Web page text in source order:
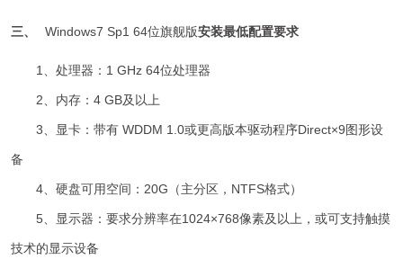
三、 Windows7 Sp1 64位旗舰版安装最低配置要求
1、处理器：1 GHz 64位处理器
2、内存：4 GB及以上
3、显卡：带有 WDDM 1.0或更高版本驱动程序Direct×9图形设
备
4、硬盘可用空间：20G（主分区，NTFS格式）
5、显示器：要求分辨率在1024×768像素及以上，或可支持触摸
技术的显示设备